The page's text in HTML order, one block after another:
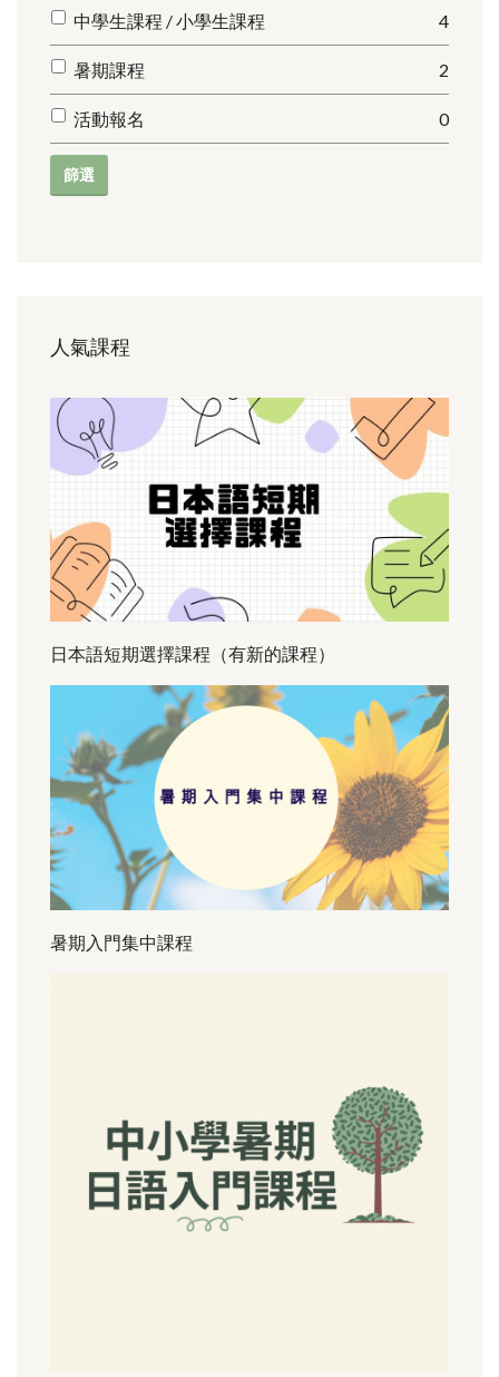
中學生課程 / 小學生課程 4
暑期課程 2
活動報名 0
篩選
人氣課程
日本語短期選擇課程（有新的課程）
暑期入門集中課程